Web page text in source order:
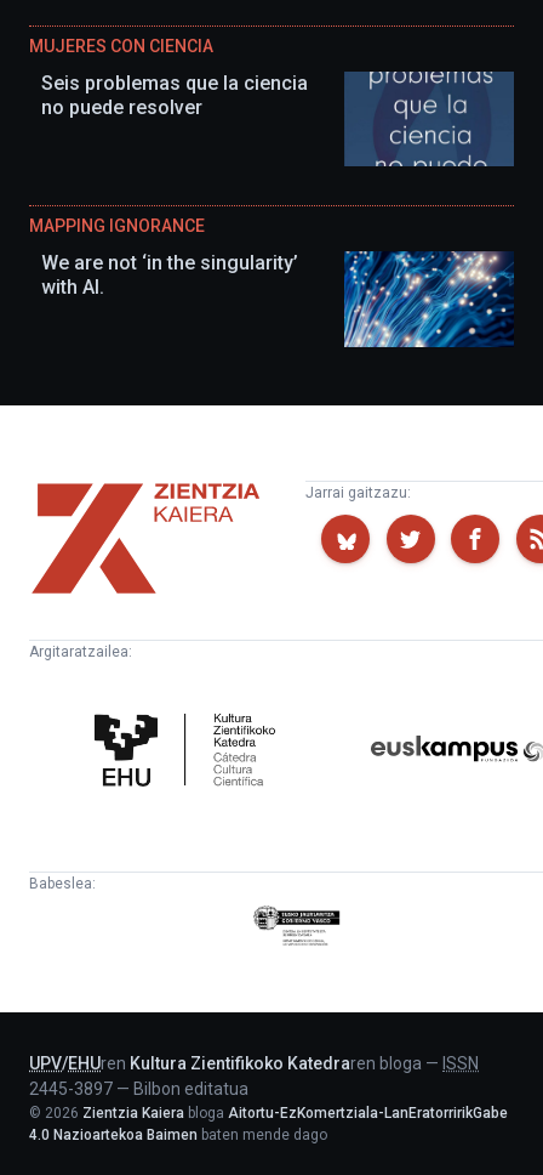
MUJERES CON CIENCIA
Seis problemas que la ciencia
no puede resolver
MAPPING IGNORANCE
We are not ‘in the singularity’
with AI.
Zientzia
Kaiera
Jarrai gaitzazu:
Argitaratzailea:
Zientifikoko
Katedra
Babeslea:
Eusko
Jaurlaritza
UPV/EHUren Kultura Zientifikoko Katedraren bloga — ISSN
2445-3897 — Bilbon editatua
© 2026 Zientzia Kaiera bloga Aitortu-EzKomertziala-LanEratorririkGabe
4.0 Nazioartekoa Baimen baten mende dago